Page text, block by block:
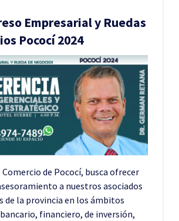
Empresarial y Ruedas
Pococí 2024
Comercio de Pococí, busca ofrecer
a nuestros asociados
de la provincia en los ámbitos
financiero, de inversión,